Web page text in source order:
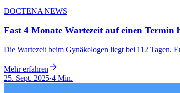
DOCTENA NEWS
Fast 4 Monate Wartezeit auf einen Termin
Die Wartezeit beim Gynäkologen liegt bei 112 Tagen.
Mehr erfahren
25. Sept. 2025·4 Min.